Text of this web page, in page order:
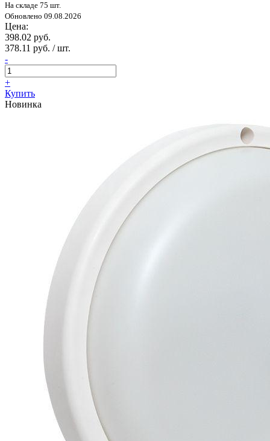
На складе 75 шт.
Обновлено 09.08.2026
Цена:
398.02 руб.
378.11 руб. / шт.
-
+
Купить
Новинка